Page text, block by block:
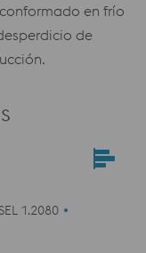
en frío
de
SEL 1.2080